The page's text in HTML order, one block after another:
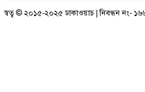
স্বত্ব © ২০১৫-২০২৫ ঢাকাওয়াচ | নিবন্ধন নং-